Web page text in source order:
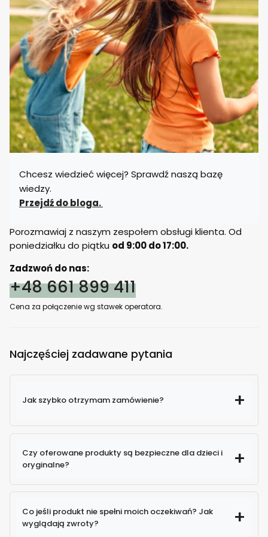
Chcesz wiedzieć więcej? Sprawdź naszą bazę
wiedzy.
Przejdź do bloga.
Porozmawiaj z naszym zespołem obsługi klienta. Od
poniedziałku do piątku od 9:00 do 17:00.
Zadzwoń do nas:
+48 661 899 411
Cena za połączenie wg stawek operatora.
Najczęściej zadawane pytania
Jak szybko otrzymam zamówienie?
Czy oferowane produkty są bezpieczne dla dzieci i
oryginalne?
100% oryginalne produkty
Co jeśli produkt nie spełni moich oczekiwań? Jak
wyglądają zwroty?